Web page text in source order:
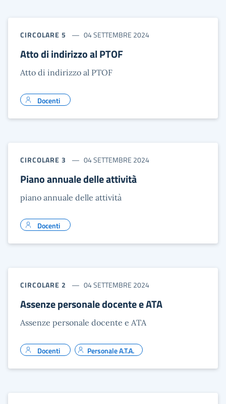
CIRCOLARE 5 04 SETTEMBRE 2024
Atto di indirizzo al PTOF
Atto di indirizzo al PTOF
Docenti
CIRCOLARE 3 04 SETTEMBRE 2024
Piano annuale delle attività
piano annuale delle attività
Docenti
CIRCOLARE 2 04 SETTEMBRE 2024
Assenze personale docente e ATA
Assenze personale docente e ATA
Docenti Personale A.T.A.